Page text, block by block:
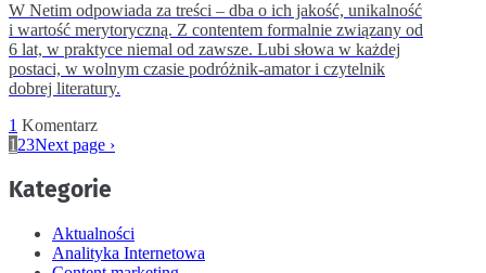
W Netim odpowiada za treści – dba o ich jakość, unikalność
i wartość merytoryczną. Z contentem formalnie związany od
6 lat, w praktyce niemal od zawsze. Lubi słowa w każdej
postaci, w wolnym czasie podróżnik-amator i czytelnik
dobrej literatury.
1 Komentarz
1 23Next page ›
Kategorie
Aktualności
Analityka Internetowa